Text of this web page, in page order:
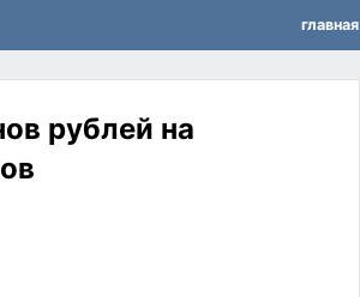
главная
рублей на